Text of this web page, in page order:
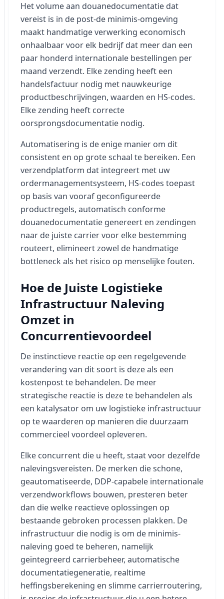
Het volume aan douanedocumentatie dat
vereist is in de post-de minimis-omgeving
maakt handmatige verwerking economisch
onhaalbaar voor elk bedrijf dat meer dan een
paar honderd internationale bestellingen per
maand verzendt. Elke zending heeft een
handelsfactuur nodig met nauwkeurige
productbeschrijvingen, waarden en HS-codes.
Elke zending heeft correcte
oorsprongsdocumentatie nodig.
Automatisering is de enige manier om dit
consistent en op grote schaal te bereiken. Een
verzendplatform dat integreert met uw
ordermanagementsysteem, HS-codes toepast
op basis van vooraf geconfigureerde
productregels, automatisch conforme
douanedocumentatie genereert en zendingen
naar de juiste carrier voor elke bestemming
routeert, elimineert zowel de handmatige
bottleneck als het risico op menselijke fouten.
Hoe de Juiste Logistieke
Infrastructuur Naleving
Omzet in
Concurrentievoordeel
De instinctieve reactie op een regelgevende
verandering van dit soort is deze als een
kostenpost te behandelen. De meer
strategische reactie is deze te behandelen als
een katalysator om uw logistieke infrastructuur
op te waarderen op manieren die duurzaam
commercieel voordeel opleveren.
Elke concurrent die u heeft, staat voor dezelfde
nalevingsvereisten. De merken die schone,
geautomatiseerde, DDP-capabele internationale
verzendworkflows bouwen, presteren beter
dan die welke reactieve oplossingen op
bestaande gebroken processen plakken. De
infrastructuur die nodig is om de minimis-
naleving goed te beheren, namelijk
geïntegreerd carrierbeheer, automatische
documentatiegeneratie, realtime
heffingsberekening en slimme carrierroutering,